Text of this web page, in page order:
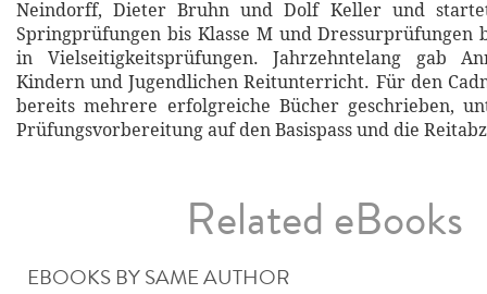
Neindorff, Dieter Bruhn und Dolf Keller und
Springprüfungen bis Klasse M und Dressurprüfungen
in Vielseitigkeitsprüfungen. Jahrzehntelang gab
Kindern und Jugendlichen Reitunterricht. Für den
bereits mehrere erfolgreiche Bücher geschrieben,
Prüfungsvorbereitung auf den Basispass und die
Related eBooks
EBOOKS BY SAME AUTHOR